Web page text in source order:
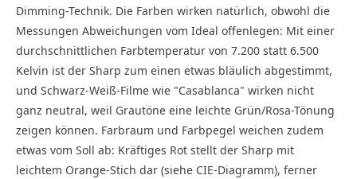
Dimming-Technik. Die Farben wirken natürlich, obwohl die
Messungen Abweichungen vom Ideal offenlegen: Mit einer
durchschnittlichen Farbtemperatur von 7.200 statt 6.500
Kelvin ist der Sharp zum einen etwas bläulich abgestimmt,
und Schwarz-Weiß-Filme wie "Casablanca" wirken nicht
ganz neutral, weil Grautöne eine leichte Grün/Rosa-Tönung
zeigen können. Farb­raum und Farbpegel weichen zudem
etwas vom Soll ab: Kräftiges Rot stellt der Sharp mit
leichtem Orange-Stich dar (siehe CIE-Diagramm), ferner